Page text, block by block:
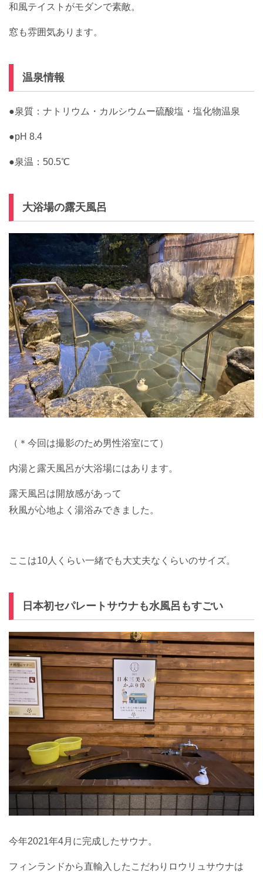
和風テイストがモダンで素敵。
窓も雰囲気あります。
温泉情報
●泉質：ナトリウム・カルシウムー硫酸塩・塩化物温泉
●pH 8.4
●泉温：50.5℃
大浴場の露天風呂
（＊今回は撮影のため男性浴室にて）
内湯と露天風呂が大浴場にはあります。
露天風呂は開放感があって
秋風が心地よく湯浴みできました。
ここは10人くらい一緒でも大丈夫なくらいのサイズ。
日本初セパレートサウナも水風呂もすごい
今年2021年4月に完成したサウナ。
フィンランドから直輸入したこだわりロウリュサウナは